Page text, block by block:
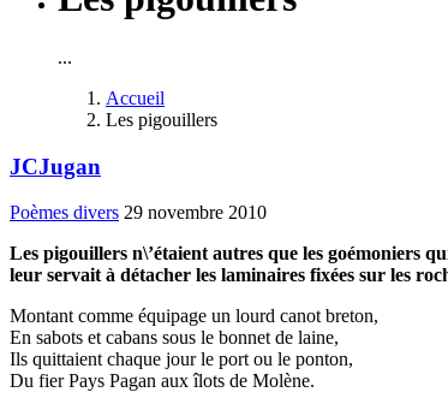
...
Accueil
Les pigouillers
JCJugan
Poèmes divers 29 novembre 2010
Les pigouillers n\’étaient autres que les goémoniers
leur servait à détacher les laminaires fixées sur les
Montant comme équipage un lourd canot breton,
En sabots et cabans sous le bonnet de laine,
Ils quittaient chaque jour le port ou le ponton,
Du fier Pays Pagan aux îlots de Molène.